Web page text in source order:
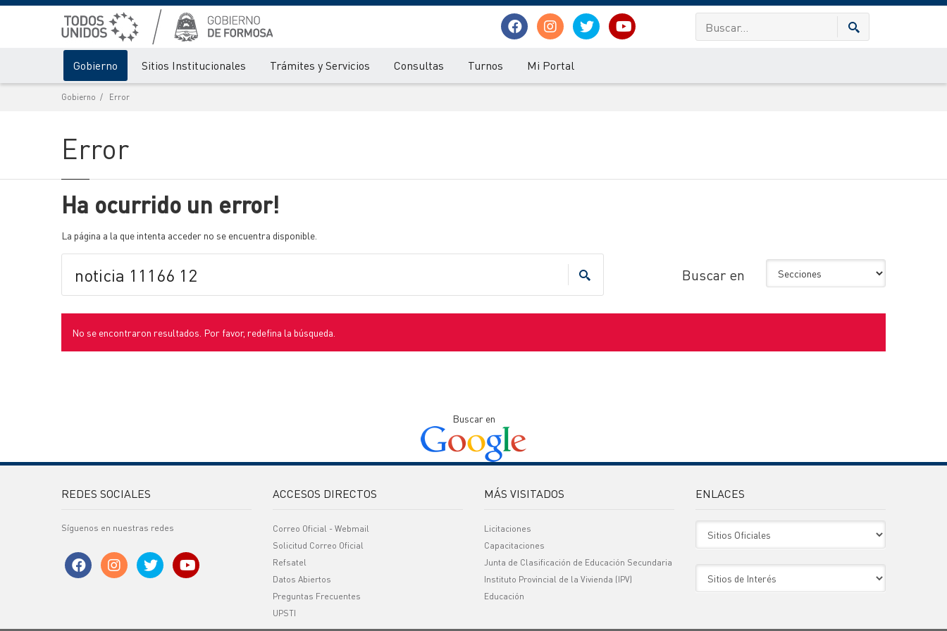
Gobierno Sitios Institucionales Trámites y Servicios Consultas Turnos Mi Portal
Gobierno Error
Error
Ha ocurrido un error!
La página a la que intenta acceder no se encuentra disponible.
Buscar en
No se encontraron resultados. Por favor, redefina la búsqueda.
Buscar en
REDES SOCIALES
Síguenos en nuestras redes
ACCESOS DIRECTOS
Correo Oficial - Webmail
Solicitud Correo Oficial
Refsatel
Datos Abiertos
Preguntas Frecuentes
UPSTI
MÁS VISITADOS
Licitaciones
Capacitaciones
Junta de Clasificación de Educación Secundaria
Instituto Provincial de la Vivienda (IPV)
Educación
ENLACES